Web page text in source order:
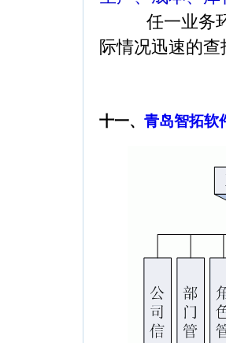
任一业务环
际情况迅速的查
十一、 青岛智拓软